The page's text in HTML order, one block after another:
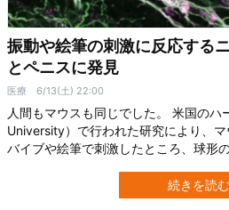
振動や絵筆の刺激に反応する
とペニスに発見
医療 6/13(土) 22:00
人間もマウスも同じでした。 米国の
University）で行われた研究により、
バイブや絵筆で刺激したところ、球形
されました。 クリトリスやペニスにク
ることは1850年代には既に知られてい
続きを読む